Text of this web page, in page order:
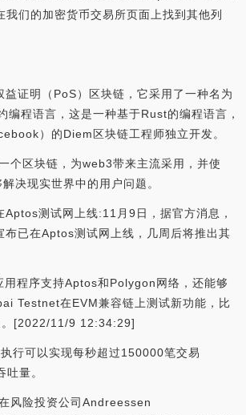
我们的加密货币交易所页面上找到其他列
证明（PoS）区块链，它采用了一种名为
编程语言，这是一种基于Rust的编程语言，
）的Diem区块链工程师独立开发。
个区块链，为web3带来主流采用，并使
决现实世界中的用户问题。
测试网上线:11月9日，据官方消息，
已在Aptos测试网上线，几周后将推出其
程序支持Aptos和Polygon网络，还能够
Testnet在EVM兼容链上测试新功能，比
。[2022/11/9 12:34:29]
行可以实现每秒超过150000笔交易
吐量。
风险投资公司Andreessen